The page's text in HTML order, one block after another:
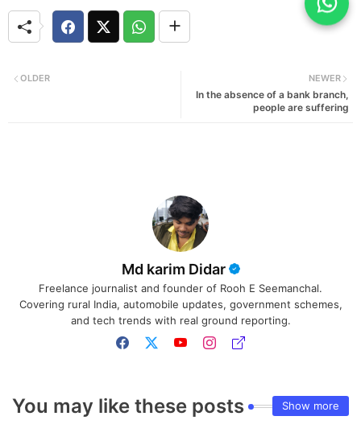
NEWER
In the absence of a bank branch,
people are suffering
OLDER
Md karim Didar
Freelance journalist and founder of Rooh E Seemanchal.
Covering rural India, automobile updates, government schemes,
and tech trends with real ground reporting.
You may like these posts Show more